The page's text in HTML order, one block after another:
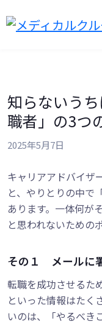
ン
キ
ッ
プ
知らないう
職者」の3つ
2025年5月7日
キャリアアドバイザ
と、やりとりの中
あります。一体何が
と思われないための
その１ メールに
転職を成功させるた
といった情報はたく
いのは、「やるべき